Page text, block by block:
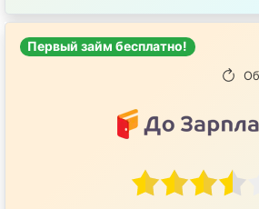
Первый займ бесплатно!